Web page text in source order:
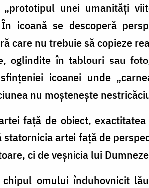
unei umanități
icoană se descoperă
care nu trebuie să copieze
oglindite în tablouri sau
icoanei unde
nu moștenește
față de obiect,
artei față de
ci de veșnicia lui
omului înduhovnicit